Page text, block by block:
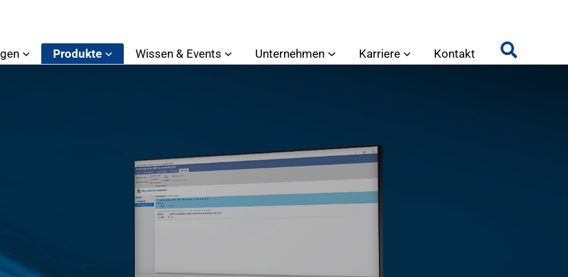
Produkte Wissen & Events Unternehmen Karriere Kontakt